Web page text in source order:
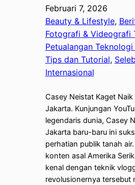
Februari 7, 2026
Beauty & Lifestyle,
Fotografi & Videografi
Petualangan
Tips dan Tutorial,
Internasional
Casey Neistat Kaget Naik
Jakarta. Kunjungan
legendaris dunia, Casey
Jakarta baru-baru ini
perhatian publik tanah
konten asal Amerika
kenal dengan teknik
revolusionernya tersebut